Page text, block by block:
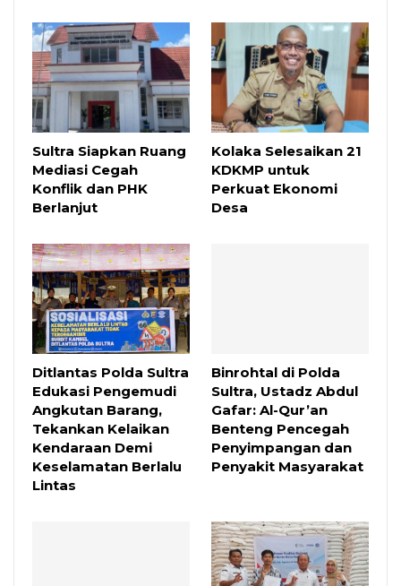
Sultra Siapkan Ruang
Mediasi Cegah
Konflik dan PHK
Berlanjut
Kolaka Selesaikan 21
KDKMP untuk
Perkuat Ekonomi
Desa
Ditlantas Polda Sultra
Edukasi Pengemudi
Angkutan Barang,
Tekankan Kelaikan
Kendaraan Demi
Keselamatan Berlalu
Lintas
Binrohtal di Polda
Sultra, Ustadz Abdul
Gafar: Al-Qur’an
Benteng Pencegah
Penyimpangan dan
Penyakit Masyarakat